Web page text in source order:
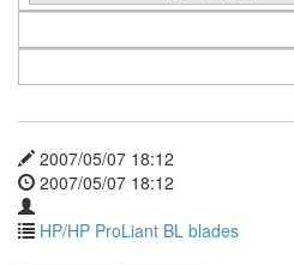
2007/05/07 18:12
2007/05/07 18:12
HP/HP ProLiant BL blades
Servers
0
0
Server
0